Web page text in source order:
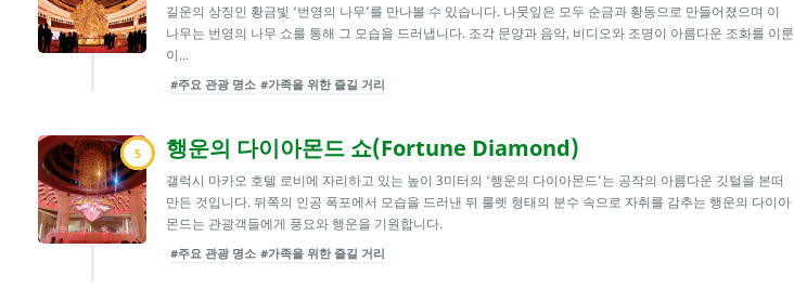
길운의 상징인 황금빛 ‘번영의 나무’를 만나볼 수 있습니다. 나뭇잎은 모두 순금과 황동으로 만들어졌으며 이
나무는 번영의 나무 쇼를 통해 그 모습을 드러냅니다. 조각 문양과 음악, 비디오와 조명이 아름다운 조화를 이룬
이...
#주요 관광 명소 #가족을 위한 즐길 거리
5 행운의 다이아몬드 쇼(Fortune Diamond)
갤럭시 마카오 호텔 로비에 자리하고 있는 높이 3미터의 ‘행운의 다이아몬드’는 공작의 아름다운 깃털을 본떠
만든 것입니다. 뒤쪽의 인공 폭포에서 모습을 드러낸 뒤 룰렛 형태의 분수 속으로 자취를 감추는 행운의 다이아
몬드는 관광객들에게 풍요와 행운을 기원합니다.
#주요 관광 명소 #가족을 위한 즐길 거리